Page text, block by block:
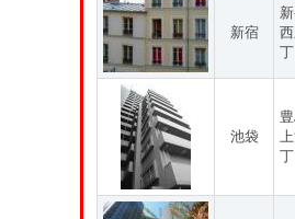
新宿
池袋